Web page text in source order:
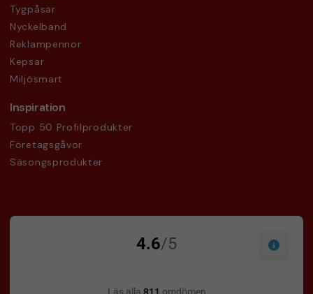
Tygpåsar
Nyckelband
Reklampennor
Kepsar
Miljösmart
Inspiration
Topp 50 Profilprodukter
Företagsgåvor
Säsongsprodukter